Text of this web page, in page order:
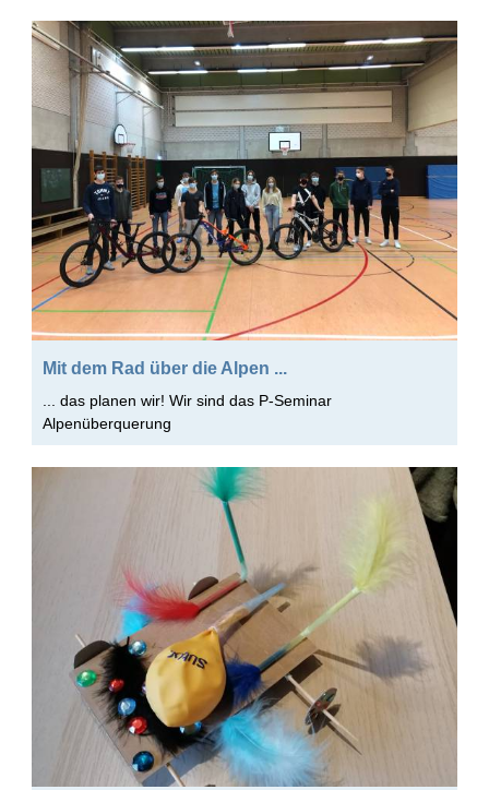
2014/2015 1. HJ
2013/2014 2. HJ
2013/2014 1. HJ
2012/2013 2. HJ
2012/2013 1. HJ
2011/2012 2. HJ
2011/2012 1. HJ
2010/2011 2. HJ
2010/2011 1. HJ
2009/2010 2. HJ
2009/2010 1. HJ
2008/2009 2. HJ
2008/2009 1. HJ
2007/2008 2. HJ
Schulfamilie
Infos-Service
Beratung
Mit dem Rad über die Alpen ...
... das planen wir! Wir sind das P-Seminar
Alpenüberquerung